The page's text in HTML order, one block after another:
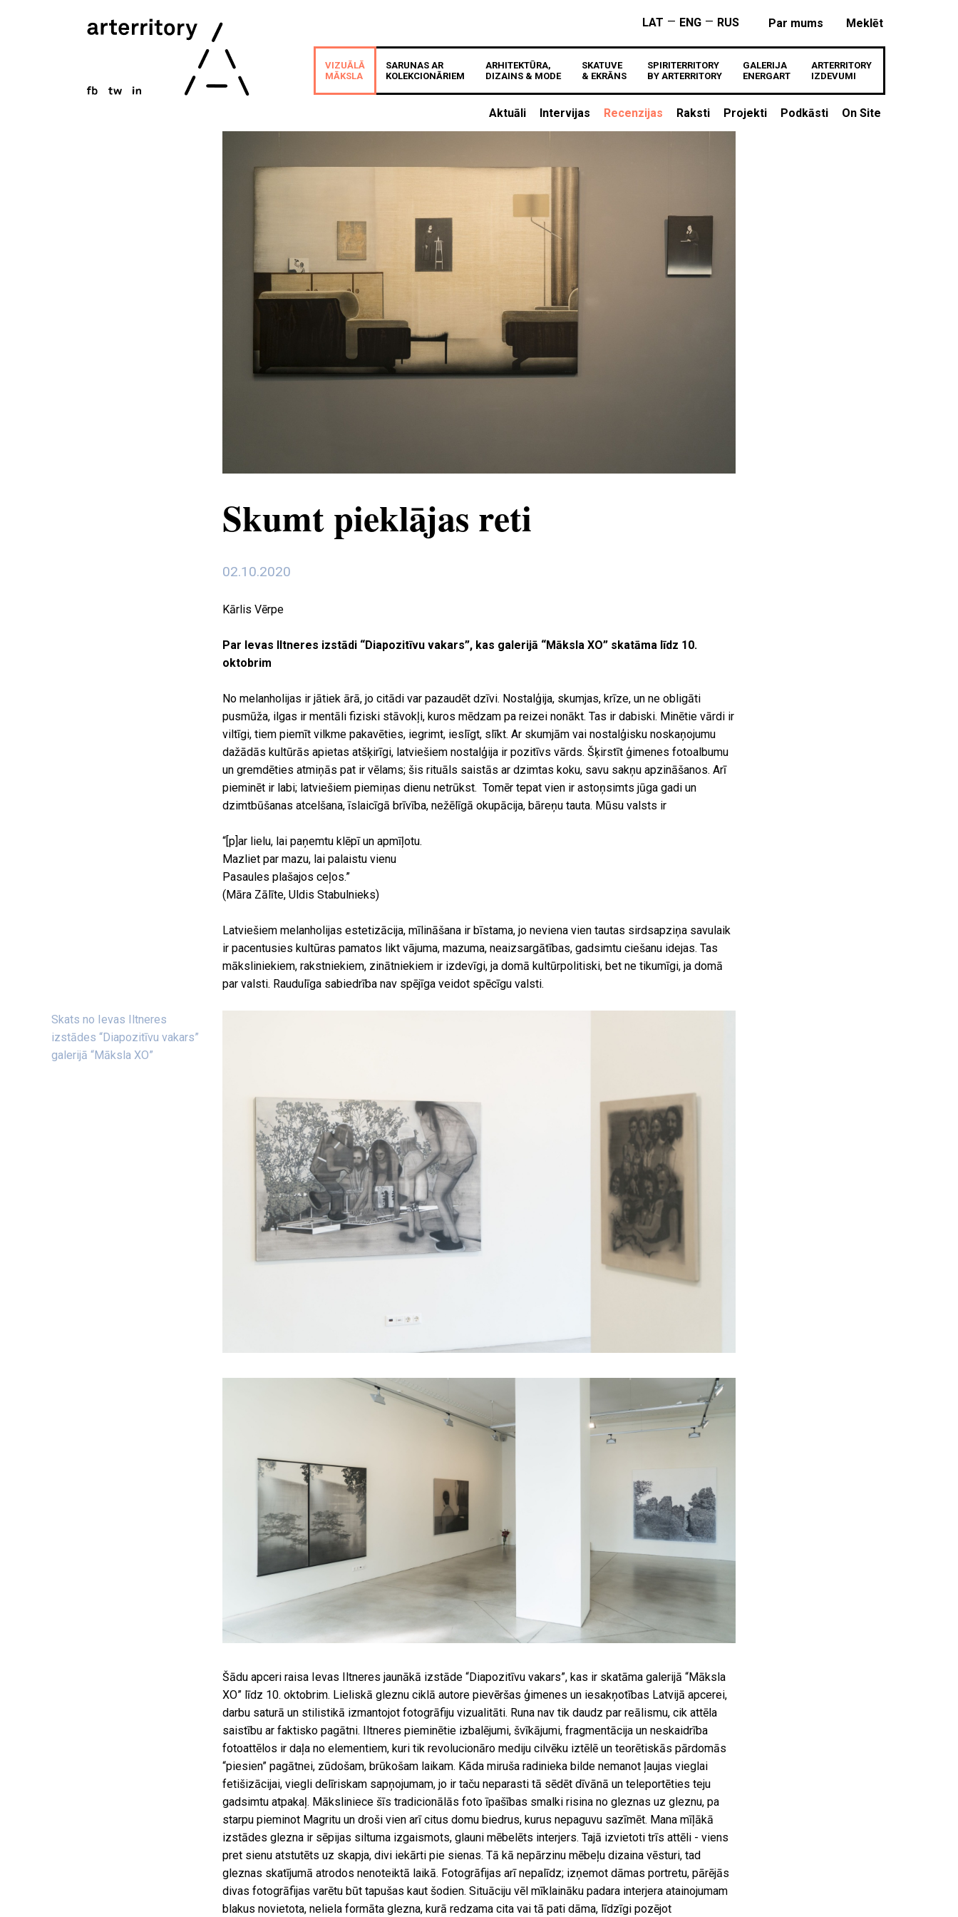
Par mums Meklēt
LAT — ENG — RUS
VIZUĀLĀ
MĀKSLA
SARUNAS AR
KOLEKCIONĀRIEM
ARHITEKTŪRA,
DIZAINS & MODE
SKATUVE
& EKRĀNS
SPIRITERRITORY
BY ARTERRITORY
GALERIJA
ENERGART
ARTERRITORY
IZDEVUMI
Aktuāli Intervijas Recenzijas Raksti Projekti Podkāsti On Site
Skumt pieklājas reti
02.10.2020
Kārlis Vērpe
Par Ievas Iltneres izstādi “Diapozitīvu vakars”, kas galerijā “Māksla XO” skatāma līdz 10.
oktobrim
No melanholijas ir jātiek ārā, jo citādi var pazaudēt dzīvi. Nostalģija, skumjas, krīze, un ne obligāti
pusmūža, ilgas ir mentāli fiziski stāvokļi, kuros mēdzam pa reizei nonākt. Tas ir dabiski. Minētie vārdi ir
viltīgi, tiem piemīt vilkme pakavēties, iegrimt, ieslīgt, slīkt. Ar skumjām vai nostalģisku noskaņojumu
dažādās kultūrās apietas atšķirīgi, latviešiem nostalģija ir pozitīvs vārds. Šķirstīt ģimenes fotoalbumu
un gremdēties atmiņās pat ir vēlams; šis rituāls saistās ar dzimtas koku, savu sakņu apzināšanos. Arī
pieminēt ir labi; latviešiem piemiņas dienu netrūkst. Tomēr tepat vien ir astoņsimts jūga gadi un
dzimtbūšanas atcelšana, īslaicīgā brīvība, nežēlīgā okupācija, bāreņu tauta. Mūsu valsts ir
“[p]ar lielu, lai paņemtu klēpī un apmīļotu.
Mazliet par mazu, lai palaistu vienu
Pasaules plašajos ceļos.”
(Māra Zālīte, Uldis Stabulnieks)
Latviešiem melanholijas estetizācija, mīlināšana ir bīstama, jo neviena vien tautas sirdsapziņa savulaik
ir pacentusies kultūras pamatos likt vājuma, mazuma, neaizsargātības, gadsimtu ciešanu idejas. Tas
māksliniekiem, rakstniekiem, zinātniekiem ir izdevīgi, ja domā kultūrpolitiski, bet ne tikumīgi, ja domā
par valsti. Raudulīga sabiedrība nav spējīga veidot spēcīgu valsti.
Skats no Ievas Iltneres
izstādes “Diapozitīvu vakars”
galerijā “Māksla XO”
Šādu apceri raisa Ievas Iltneres jaunākā izstāde “Diapozitīvu vakars”, kas ir skatāma galerijā “Māksla
XO” līdz 10. oktobrim. Lieliskā gleznu ciklā autore pievēršas ģimenes un iesakņotības Latvijā apcerei,
darbu saturā un stilistikā izmantojot fotogrāfiju vizualitāti. Runa nav tik daudz par reālismu, cik attēla
saistību ar faktisko pagātni. Iltneres pieminētie izbalējumi, švīkājumi, fragmentācija un neskaidrība
fotoattēlos ir daļa no elementiem, kuri tik revolucionāro mediju cilvēku iztēlē un teorētiskās pārdomās
“piesien” pagātnei, zūdošam, brūkošam laikam. Kāda miruša radinieka bilde nemanot ļaujas vieglai
fetišizācijai, viegli delīriskam sapņojumam, jo ir taču neparasti tā sēdēt dīvānā un teleportēties teju
gadsimtu atpakaļ. Māksliniece šīs tradicionālās foto īpašības smalki risina no gleznas uz gleznu, pa
starpu pieminot Magritu un droši vien arī citus domu biedrus, kurus nepaguvu sazīmēt. Mana mīļākā
izstādes glezna ir sēpijas siltuma izgaismots, glauni mēbelēts interjers. Tajā izvietoti trīs attēli - viens
pret sienu atstutēts uz skapja, divi iekārti pie sienas. Tā kā nepārzinu mēbeļu dizaina vēsturi, tad
gleznas skatījumā atrodos nenoteiktā laikā. Fotogrāfijas arī nepalīdz; izņemot dāmas portretu, pārējās
divas fotogrāfijas varētu būt tapušas kaut šodien. Situāciju vēl mīklaināku padara interjera atainojumam
blakus novietota, neliela formāta glezna, kurā redzama cita vai tā pati dāma, līdzīgi pozējot